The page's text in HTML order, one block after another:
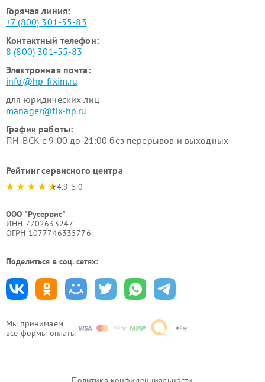
Мы принимаем
все формы оплаты
Горячая линия:
+7 (800) 301-55-83
Контактный телефон:
8 (800) 301-55-83
Электронная почта:
info@hp-fixim.ru
для юридических лиц
manager@fix-hp.ru
График работы:
ПН-ВСК с 9:00 до 21:00 без перерывов и выходных
Рейтинг сервисного центра
4.9-5.0
ООО "Русервис"
ИНН 7702633247
ОГРН 1077746335776
Поделиться в соц. сетях: